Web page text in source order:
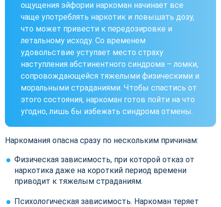
ощущения эйфории наркоман начинает все
чаще употреблять наркотик и повышать дозу,
что может привести к передозировке и
летальному исходу. Со временем
удовольствие уступает место страху
наступления абстинентного синдрома – ломки,
сопровождающейся тяжелыми физическими и
моральными страданиями. Чтобы спастись от
этого состояния, наркоман готов пойти на что
угодно, лишь бы избежать синдрома отмены.
Наркомания опасна сразу по нескольким причинам:
Физическая зависимость, при которой отказ от
наркотика даже на короткий период времени
приводит к тяжелым страданиям.
Психологическая зависимость. Наркоман теряет